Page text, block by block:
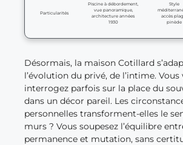
Particularités
Piscine à débordement,
vue panoramique,
architecture années
1930
Style
accès
pinède
Désormais, la maison Cotillard
l’évolution du privé, de l’intime. Vous
interrogez parfois sur la place du
dans un décor pareil. Les
personnelles transforment-elles le
murs ? Vous soupesez l’équilibre
permanence et mutation, sans